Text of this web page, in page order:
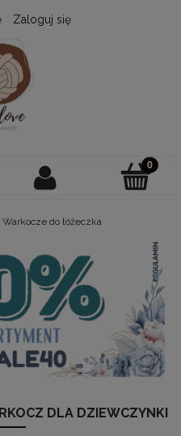
Zaloguj się
Warkocze do łóżeczka
DLA DZIEWCZYNKI